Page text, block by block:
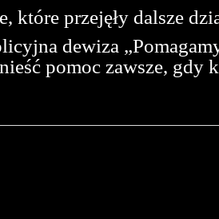
które przejęły dalsze
dewiza
pomoc zawsze, gdy